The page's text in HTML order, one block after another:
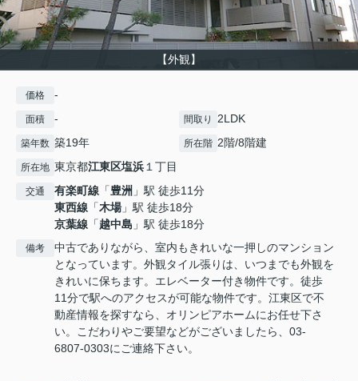
【外観】
価格 -
面積 - 間取り 2LDK
築年数 築19年 所在階 2階/8階建
所在地 東京都江東区塩浜１丁目
交通 有楽町線 「豊洲 」駅 徒歩11分
東西線 「木場」駅 徒歩18分
京葉線 「越中島 」駅 徒歩18分
備考
中古でありながら、室内もきれいな一押しのマンション
となっています。外観タイル張りは、いつまでも外観を
きれいに保ちます。エレベーター付き物件です。徒歩
11分で駅へのアクセスが可能な物件です。江東区で不
動産情報を探すなら、オリンピアホームにお任せ下さ
い。こだわりやご要望などがございましたら、03-
6807-0303にご連絡下さい。